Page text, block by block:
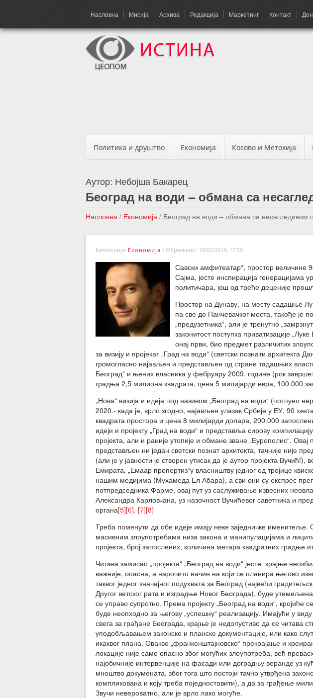
Насловна Мисија Архива Редакција Маркетинг Контакт
Политика и друштво Економија Косово и Метохија
Аутор: Небојша Бакарец
Београд на води – обмана са
Насловна / Економија / Београд на води – обмана са несагледивим
Категорија: Економија / Објављено: 10/02/2014, 17:59
Савски амфитеатар“, простор величине
Сајма, јесте инспирација генерацијама
политичара, још од треће деценије
Простор на Дунаву, на месту садашње
па све до Панчевачког моста, такође је
„предузетника“, али је тренутно
законитост поступка приватизације
онај први, био предмет различитих
за визију и пројекат „Град на води“ (светски познати архитекта
громогласно најављен и представљен од стране тадашњих
Београд“ и њених власника у фебруару 2009. године (рок
градња 2,5 милиона квадрата, цена 5 милијарди евра, 100.000
„Нова“ визија и идеја под називом „Београд на води“ (потпуно
2020.- када је, врло згодно, најављен улазак Србије у ЕУ, 90
квадрата простора и цена 8 милијарди долара, 200.000
идеји и пројекту „Град на води“ и представља сирову
пројекта, али и раније утопије и обмане зване „Еурополис“. Овај
представљен ни један светски познат архитекта, тачније није
(али је у јавности је створен утисак да је аутор пројекта Вучић!),
Емирата, „Емаар пропертиз“у власништву једног од тројице
нашим медијима (Мухамеда Ел Абара), а сви они су експрес
потпредседника Фарме, овај пут уз саслуживање извесних
Александра Карловчана, уз назочност Вучићевог саветника и
органа[5][6]. [7][8]
Треба поменути да обе идеје имају неке заједничке именитеље.
масивним злоупотребама низа закона и манипулацијама и
пројекта, број запослених, количина метара квадратних градње
Читава замисао „пројекта“ „Београд на води“ јесте крајње
важније, опасна, а нарочито начин на који се планира његово
таквог једног значајног подухвата за Београд (највећи
Другог ветског рата и изградње Новог Београда), буде
се управо супротно. Према пројекту „Београд на води“, кројиће
буде неопходно за његову „успешну“ реализацију. Имајући у
свега за грађане Београда, крајње је недопустиво да се читава
уподобљавањем законске и планске документације, или како
икаквог плана. Овакво „франкенштајновско“ прекрајање и
локације није само опасно због могућих злоупотреба, већ
најобичније интервенције на фасади или доградњу веранде уз
мноштво докумената, због тога што постоји тачно утврђена
компликована и коју треба поједноставити), а да за грађење
Звучи невероватно, али је врло лако могуће.